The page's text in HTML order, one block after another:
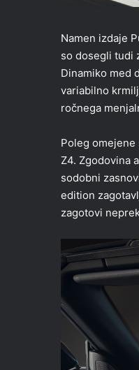
Namen izdaje
so dosegli tudi
Dinamiko med
variabilno
ročnega
Poleg
Z4. Zgodovina
sodobni
edition
zagotovi